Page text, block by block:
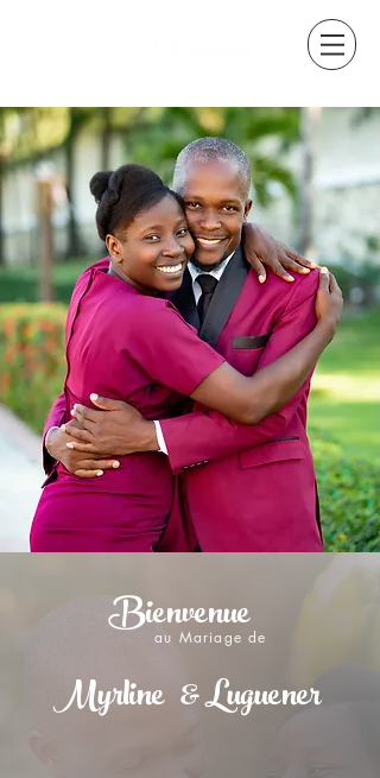
Bienvenue
au Mariage de
Myrline & Luguener